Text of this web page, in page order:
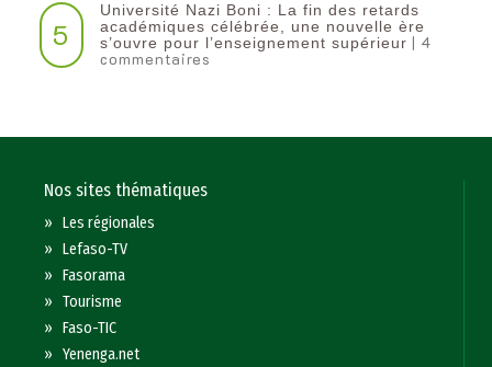
5
Université Nazi Boni : La fin des retards
académiques célébrée, une nouvelle ère
s’ouvre pour l’enseignement supérieur | 4
commentaires
Nos sites thématiques
»Les régionales
»Lefaso-TV
»Fasorama
»Tourisme
»Faso-TIC
»Yenenga.net